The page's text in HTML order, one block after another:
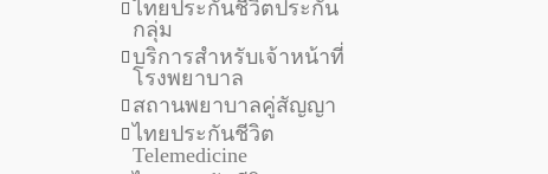
ไทยประกันชีวิตประกัน
กลุ่ม
บริการสำหรับเจ้าหน้าที่
โรงพยาบาล
สถานพยาบาลคู่สัญญา
ไทยประกันชีวิต
Telemedicine